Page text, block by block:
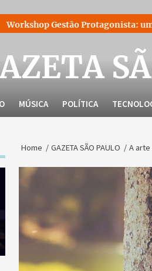
Protagonista: uma experiência
MÚSICA POLÍTICA
Home GAZETA SÃO PAULO A